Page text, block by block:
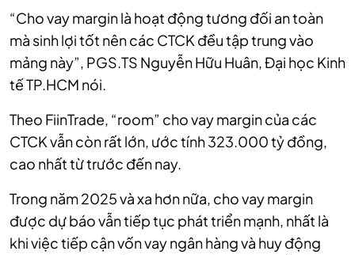
“Cho vay margin là hoạt động tương đối an toàn
mà sinh lợi tốt nên các CTCK đều tập trung vào
mảng này”, PGS.TS Nguyễn Hữu Huân, Đại học Kinh
tế TP.HCM nói.
Theo FiinTrade, “room” cho vay margin của các
CTCK vẫn còn rất lớn, ước tính 323.000 tỷ đồng,
cao nhất từ trước đến nay.
Trong năm 2025 và xa hơn nữa, cho vay margin
được dự báo vẫn tiếp tục phát triển mạnh, nhất là
khi việc tiếp cận vốn vay ngân hàng và huy động